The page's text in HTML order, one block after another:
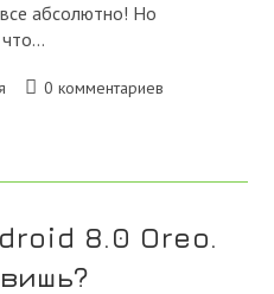
абсолютно! Но
что…
Комментарии
0 комментариев
8.0 Oreo.